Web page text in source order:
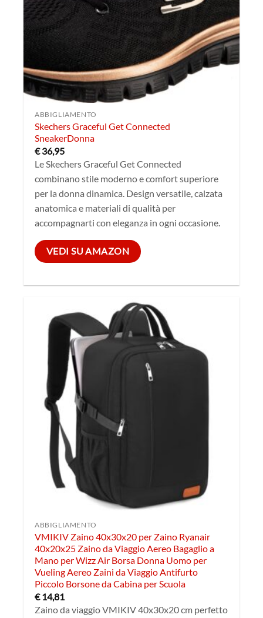
ABBIGLIAMENTO
Skechers Graceful Get Connected
SneakerDonna
€36,95
Le Skechers Graceful Get Connected
combinano stile moderno e comfort superiore
per la donna dinamica. Design versatile, calzata
anatomica e materiali di qualità per
accompagnarti con eleganza in ogni occasione.
VEDI SU AMAZON
ABBIGLIAMENTO
VMIKIV Zaino 40x30x20 per Zaino Ryanair
40x20x25 Zaino da Viaggio Aereo Bagaglio a
Mano per Wizz Air Borsa Donna Uomo per
Vueling Aereo Zaini da Viaggio Antifurto
Piccolo Borsone da Cabina per Scuola
€14,81
Zaino da viaggio VMIKIV 40x30x20 cm perfetto